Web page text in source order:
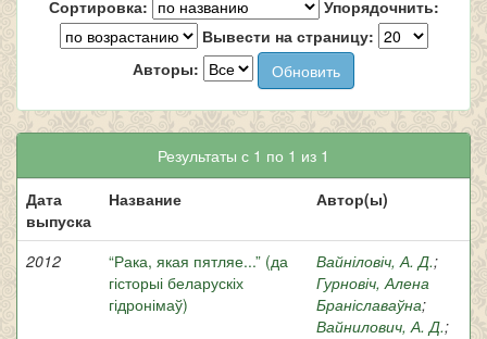
Сортировка:
Упорядочнить:
Вывести на страницу:
Авторы:
Результаты с 1 по 1 из 1
Дата
выпуска
Название Автор(ы)
2012
“Рака, якая пятляе...” (да
гісторыі беларускіх
гідронімаў)
Вайніловіч, А. Д.;
Гурновіч, Алена
Браніславаўна;
Вайнилович, А. Д.;